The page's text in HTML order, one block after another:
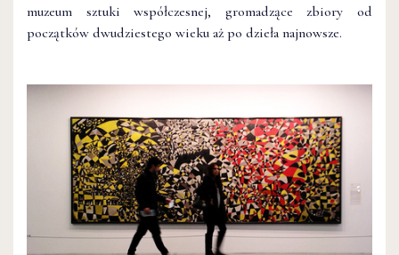
muzeum sztuki współczesnej, gromadzące zbiory od
początków dwudziestego wieku aż po dzieła najnowsze.